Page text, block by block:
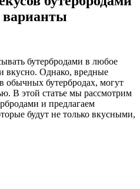
варианты
бутербродами в любое
вкусно. Однако, вредные
обычных бутербродах, могут
В этой статье мы рассмотрим
и предлагаем
будут не только вкусными,